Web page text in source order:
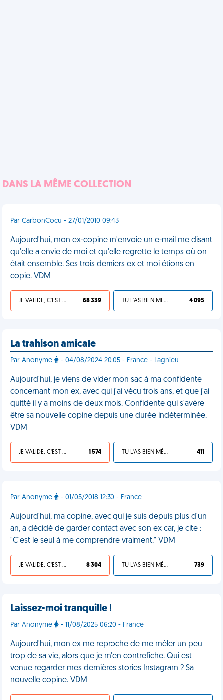
DANS LA MÊME COLLECTION
Par CarbonCocu - 27/01/2010 09:43
Aujourd'hui, mon ex-copine m'envoie un e-mail me disant
qu'elle a envie de moi et qu'elle regrette le temps où on
était ensemble. Ses trois derniers ex et moi étions en
copie. VDM
JE VALIDE, C'EST UNE VDM 68 339 TU L'AS BIEN MÉRITÉ 4 095
La trahison amicale
Par Anonyme - 04/08/2024 20:05 - France - Lagnieu
Aujourd'hui, je viens de vider mon sac à ma confidente
concernant mon ex, avec qui j'ai vécu trois ans, et que j'ai
quitté il y a moins de deux mois. Confidente qui s'avère
être sa nouvelle copine depuis une durée indéterminée.
VDM
JE VALIDE, C'EST UNE VDM 1 574 TU L'AS BIEN MÉRITÉ 411
Par Anonyme - 01/05/2018 12:30 - France
Aujourd'hui, ma copine, avec qui je suis depuis plus d'un
an, a décidé de garder contact avec son ex car, je cite :
"C'est le seul à me comprendre vraiment." VDM
JE VALIDE, C'EST UNE VDM 8 304 TU L'AS BIEN MÉRITÉ 739
Laissez-moi tranquille !
Par Anonyme - 11/08/2025 06:20 - France
Aujourd'hui, mon ex me reproche de me mêler un peu
trop de sa vie, alors que je m'en contrefiche. Qui est
venue regarder mes dernières stories Instagram ? Sa
nouvelle copine. VDM